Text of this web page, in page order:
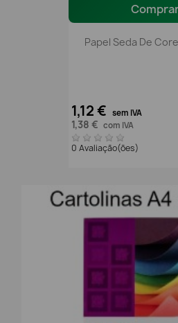
Papel Seda De
1,12 € sem IVA
1,38 € com IVA
0 Avaliação(ões)